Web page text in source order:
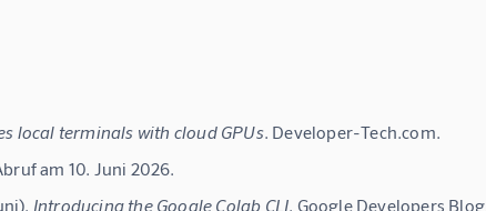
local terminals with cloud GPUs. Developer-Tech.com.
am 10. Juni 2026.
Introducing the Google Colab CLI . Google Developers Blog.